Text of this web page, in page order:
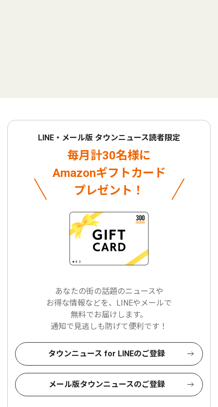
LINE・メール版 タウンニュース読者限定
毎月計30名様に
Amazonギフトカード
プレゼント！
あなたの街の話題のニュースや
お得な情報などを、LINEやメールで
無料でお届けします。
通知で見逃しも防げて便利です！
タウンニュース for LINEのご登録
メール版タウンニュースのご登録